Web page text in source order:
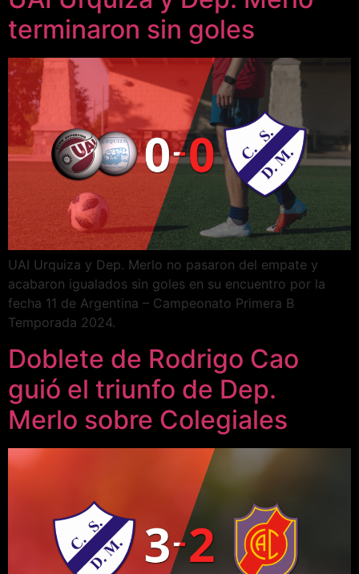
terminaron sin goles
UAI Urquiza y Dep. Merlo no pasaron del empate y
acabaron igualados sin goles en su encuentro por la
fecha 11 de Argentina – Campeonato Primera B
Temporada 2024.
Doblete de Rodrigo Cao
guió el triunfo de Dep.
Merlo sobre Colegiales